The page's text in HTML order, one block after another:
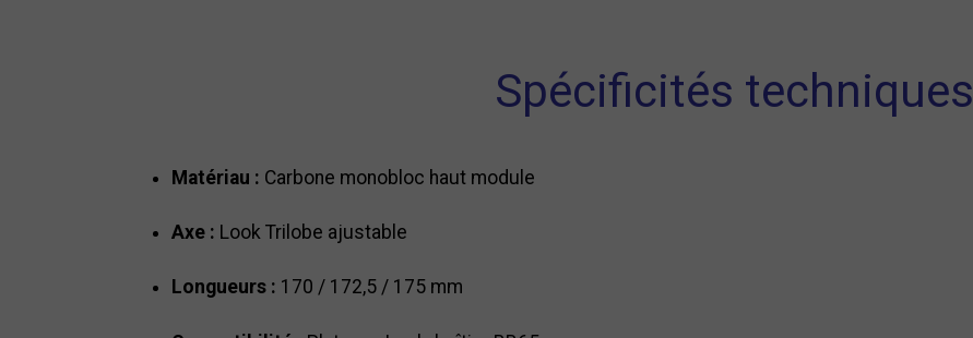
Spécificités techniques
Matériau : Carbone monobloc haut module
Axe : Look Trilobe ajustable
Longueurs : 170 / 172,5 / 175 mm